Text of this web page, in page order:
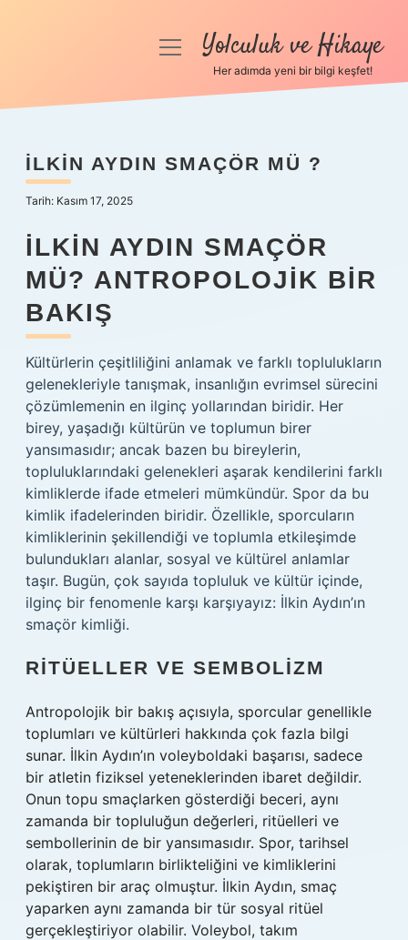
Anasayfa
Yasal Uyarı
Hakkımızda
menüyüYolculuk ve Hikaye
Her adımda yeni bir bilgi keşfet!
İLKIN AYDIN SMAÇÖR MÜ ?
Tarih: Kasım 17, 2025
İLKIN AYDIN SMAÇÖR
MÜ? ANTROPOLOJIK BIR
BAKIŞ
Kültürlerin çeşitliliğini anlamak ve farklı toplulukların
gelenekleriyle tanışmak, insanlığın evrimsel sürecini
çözümlemenin en ilginç yollarından biridir. Her
birey, yaşadığı kültürün ve toplumun birer
yansımasıdır; ancak bazen bu bireylerin,
topluluklarındaki gelenekleri aşarak kendilerini farklı
kimliklerde ifade etmeleri mümkündür. Spor da bu
kimlik ifadelerinden biridir. Özellikle, sporcuların
kimliklerinin şekillendiği ve toplumla etkileşimde
bulundukları alanlar, sosyal ve kültürel anlamlar
taşır. Bugün, çok sayıda topluluk ve kültür içinde,
ilginç bir fenomenle karşı karşıyayız: İlkin Aydın’ın
smaçör kimliği.
RITÜELLER VE SEMBOLIZM
Antropolojik bir bakış açısıyla, sporcular genellikle
toplumları ve kültürleri hakkında çok fazla bilgi
sunar. İlkin Aydın’ın voleyboldaki başarısı, sadece
bir atletin fiziksel yeteneklerinden ibaret değildir.
Onun topu smaçlarken gösterdiği beceri, aynı
zamanda bir topluluğun değerleri, ritüelleri ve
sembollerinin de bir yansımasıdır. Spor, tarihsel
olarak, toplumların birlikteliğini ve kimliklerini
pekiştiren bir araç olmuştur. İlkin Aydın, smaç
yaparken aynı zamanda bir tür sosyal ritüel
gerçekleştiriyor olabilir. Voleybol, takım